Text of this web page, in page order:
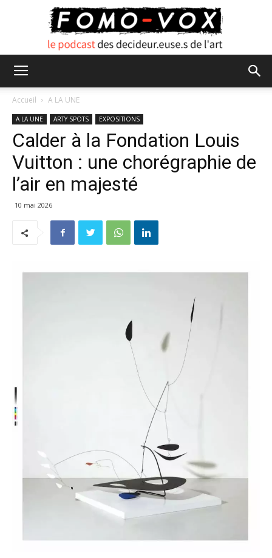
VOX
Accueil A LA UNE
A LA UNE ARTY SPOTS EXPOSITIONS
Calder à la Fondation Louis
Vuitton : une chorégraphie de
l’air en majesté
10 mai 2026